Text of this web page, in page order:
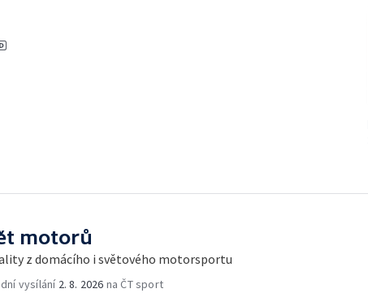
motorů
z domácího i světového motorsportu
vysílání 2. 8. 2026 na ČT sport